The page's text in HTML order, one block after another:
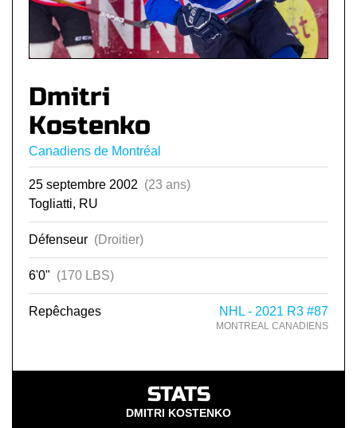
Dmitri
Kostenko
Canadiens de Montréal
25 septembre 2002 (23 ans)
Togliatti, RU
Défenseur (Droitier)
6'0" (170 LBS)
Repêchages NHL - 2021 R3 #87
MONTREAL CANADIENS
STATS
DMITRI KOSTENKO